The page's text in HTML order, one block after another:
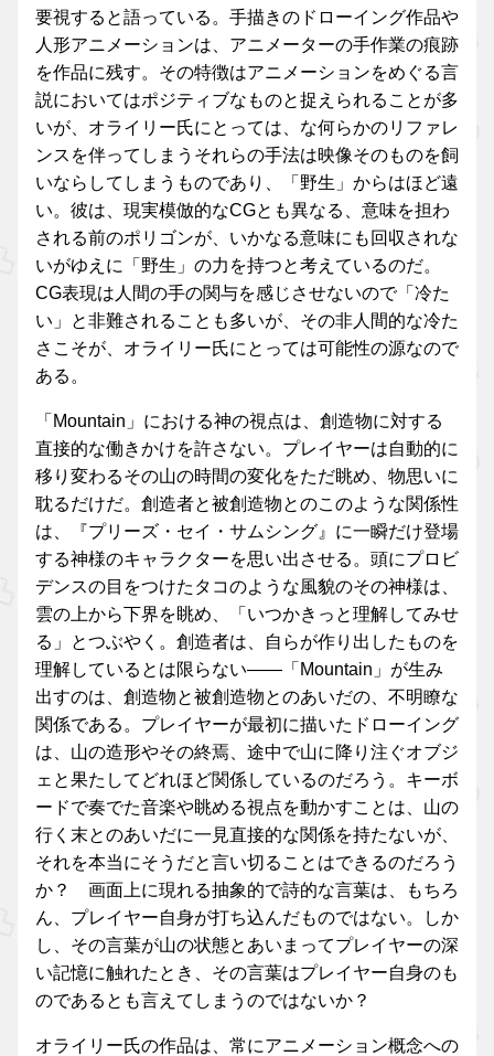
要視すると語っている。手描きのドローイング作品や
人形アニメーションは、アニメーターの手作業の痕跡
を作品に残す。その特徴はアニメーションをめぐる言
説においてはポジティブなものと捉えられることが多
いが、オライリー氏にとっては、な何らかのリファレ
ンスを伴ってしまうそれらの手法は映像そのものを飼
いならしてしまうものであり、「野生」からはほど遠
い。彼は、現実模倣的なCGとも異なる、意味を担わ
される前のポリゴンが、いかなる意味にも回収されな
いがゆえに「野生」の力を持つと考えているのだ。
CG表現は人間の手の関与を感じさせないので「冷た
い」と非難されることも多いが、その非人間的な冷た
さこそが、オライリー氏にとっては可能性の源なので
ある。
「Mountain」における神の視点は、創造物に対する
直接的な働きかけを許さない。プレイヤーは自動的に
移り変わるその山の時間の変化をただ眺め、物思いに
耽るだけだ。創造者と被創造物とのこのような関係性
は、『プリーズ・セイ・サムシング』に一瞬だけ登場
する神様のキャラクターを思い出させる。頭にプロビ
デンスの目をつけたタコのような風貌のその神様は、
雲の上から下界を眺め、「いつかきっと理解してみせ
る」とつぶやく。創造者は、自らが作り出したものを
理解しているとは限らない――「Mountain」が生み
出すのは、創造物と被創造物とのあいだの、不明瞭な
関係である。プレイヤーが最初に描いたドローイング
は、山の造形やその終焉、途中で山に降り注ぐオブジ
ェと果たしてどれほど関係しているのだろう。キーボ
ードで奏でた音楽や眺める視点を動かすことは、山の
行く末とのあいだに一見直接的な関係を持たないが、
それを本当にそうだと言い切ることはできるのだろう
か？ 画面上に現れる抽象的で詩的な言葉は、もちろ
ん、プレイヤー自身が打ち込んだものではない。しか
し、その言葉が山の状態とあいまってプレイヤーの深
い記憶に触れたとき、その言葉はプレイヤー自身のも
のであるとも言えてしまうのではないか？
オライリー氏の作品は、常にアニメーション概念への